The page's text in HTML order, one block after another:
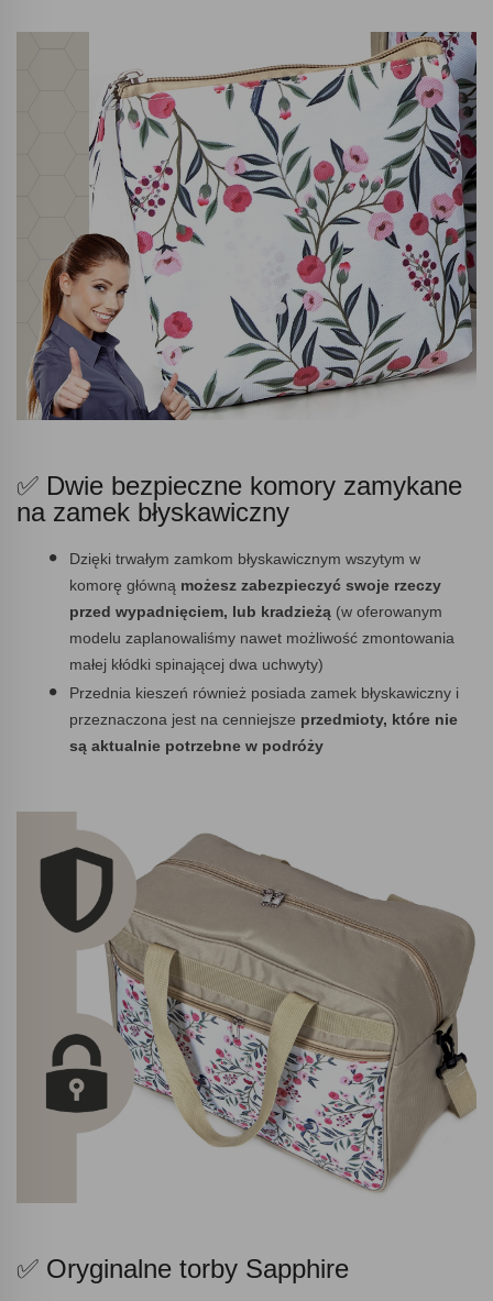
✅ Dwie bezpieczne komory zamykane
na zamek błyskawiczny
Dzięki trwałym zamkom błyskawicznym wszytym w
komorę główną możesz zabezpieczyć swoje rzeczy
przed wypadnięciem, lub kradzieżą (w oferowanym
modelu zaplanowaliśmy nawet możliwość zmontowania
małej kłódki spinającej dwa uchwyty)
Przednia kieszeń również posiada zamek błyskawiczny i
przeznaczona jest na cenniejsze przedmioty, które nie
są aktualnie potrzebne w podróży
✅ Oryginalne torby Sapphire